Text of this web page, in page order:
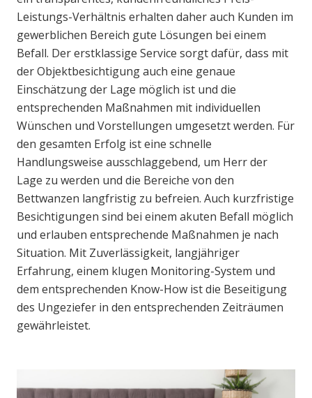
Leistungs-Verhältnis erhalten daher auch Kunden im
gewerblichen Bereich gute Lösungen bei einem
Befall. Der erstklassige Service sorgt dafür, dass mit
der Objektbesichtigung auch eine genaue
Einschätzung der Lage möglich ist und die
entsprechenden Maßnahmen mit individuellen
Wünschen und Vorstellungen umgesetzt werden. Für
den gesamten Erfolg ist eine schnelle
Handlungsweise ausschlaggebend, um Herr der
Lage zu werden und die Bereiche von den
Bettwanzen langfristig zu befreien. Auch kurzfristige
Besichtigungen sind bei einem akuten Befall möglich
und erlauben entsprechende Maßnahmen je nach
Situation. Mit Zuverlässigkeit, langjähriger
Erfahrung, einem klugen Monitoring-System und
dem entsprechenden Know-How ist die Beseitigung
des Ungeziefer in den entsprechenden Zeiträumen
gewährleistet.